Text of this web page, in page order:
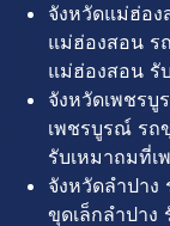
จังหวัดแม่ฮ่อ
แม่ฮ่องสอน ร
แม่ฮ่องสอน รั
จังหวัดเพชร
เพชรบูรณ์ รถ
รับเหมาถมที่
จังหวัดลำปาง
ขุดเล็กลำปาง